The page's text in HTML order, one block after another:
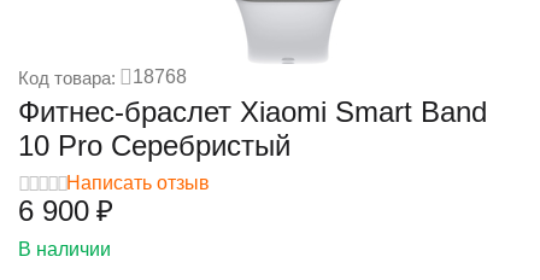
Код товара: 18768
Фитнес-браслет Xiaomi Smart Band
10 Pro Серебристый
Написать отзыв
6 900 ₽
В наличии